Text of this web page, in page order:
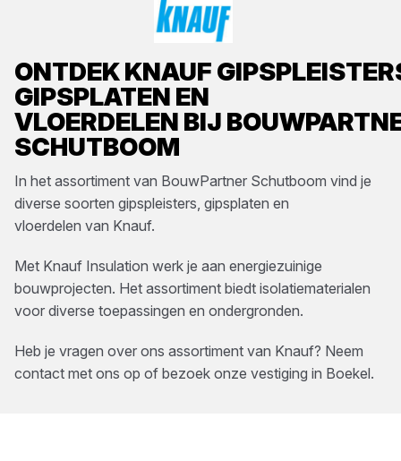
ONTDEKKNAUF
GIPSPLATEN EN
VLOERDELEN BIJ
SCHUTBOOM
In het assortiment van BouwPartner Schutboom vind je
diverse soorten gipspleisters, gipsplaten en
vloerdelen van Knauf.
Met Knauf Insulation werk je aan energiezuinige
bouwprojecten. Het assortiment biedt isolatiematerialen
voor diverse toepassingen en ondergronden.
Heb je vragen over ons assortiment van Knauf? Neem
contact met ons op of bezoek onze vestiging in Boekel.